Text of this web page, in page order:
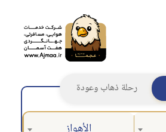
رحلة ذهاب وعودة